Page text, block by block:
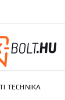
TECHNIKA